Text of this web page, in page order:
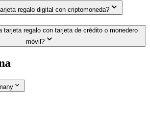
regalo digital con criptomoneda?
tarjeta regalo con tarjeta de crédito o monedero
móvil?